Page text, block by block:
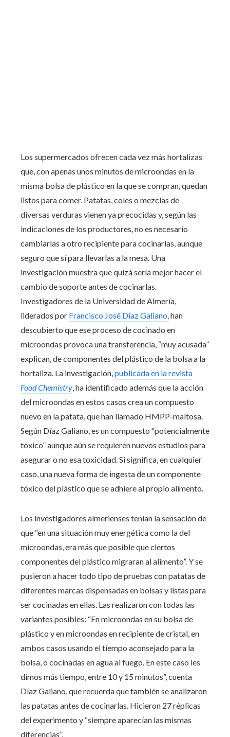
Los supermercados ofrecen cada vez más hortalizas
que, con apenas unos minutos de microondas en la
misma bolsa de plástico en la que se compran, quedan
listos para comer. Patatas, coles o mezclas de
diversas verduras vienen ya precocidas y, según las
indicaciones de los productores, no es necesario
cambiarlas a otro recipiente para cocinarlas, aunque
seguro que sí para llevarlas a la mesa. Una
investigación muestra que quizá sería mejor hacer el
cambio de soporte antes de cocinarlas.
Investigadores de la Universidad de Almería,
liderados por Francisco José Díaz Galiano, han
descubierto que ese proceso de cocinado en
microondas provoca una transferencia, “muy acusada”
explican, de componentes del plástico de la bolsa a la
hortaliza. La investigación, publicada en la revista
Food Chemistry , ha identificado además que la acción
del microondas en estos casos crea un compuesto
nuevo en la patata, que han llamado HMPP-maltosa.
Según Díaz Galiano, es un compuesto “potencialmente
tóxico” aunque aún se requieren nuevos estudios para
asegurar o no esa toxicidad. Si significa, en cualquier
caso, una nueva forma de ingesta de un componente
tóxico del plástico que se adhiere al propio alimento.
Los investigadores almerienses tenían la sensación de
que “en una situación muy energética como la del
microondas, era más que posible que ciertos
componentes del plástico migraran al alimento”. Y se
pusieron a hacer todo tipo de pruebas con patatas de
diferentes marcas dispensadas en bolsas y listas para
ser cocinadas en ellas. Las realizaron con todas las
variantes posibles: “En microondas en su bolsa de
plástico y en microondas en recipiente de cristal, en
ambos casos usando el tiempo aconsejado para la
bolsa, o cocinadas en agua al fuego. En este caso les
dimos más tiempo, entre 10 y 15 minutos”, cuenta
Díaz Galiano, que recuerda que también se analizaron
las patatas antes de cocinarlas. Hicieron 27 réplicas
del experimento y “siempre aparecían las mismas
diferencias”.